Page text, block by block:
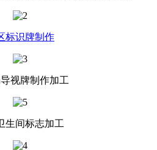
标识牌制作
视牌制作加工
生间标志加工